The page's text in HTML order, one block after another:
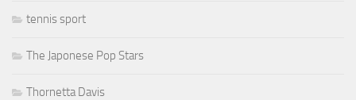
tennis sport
The Japonese Pop Stars
Thornetta Davis